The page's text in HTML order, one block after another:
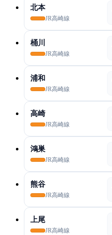
北本
JR高崎線
桶川
JR高崎線
浦和
JR高崎線
高崎
JR高崎線
鴻巣
JR高崎線
熊谷
JR高崎線
上尾
JR高崎線